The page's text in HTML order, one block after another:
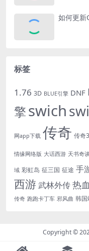
如何更新
标签
1.76 3D BLUE引擎 DNF
擎swich
网app下载 传奇 传奇3
情缘网络版 大话西游 天书奇谈
域 彩虹岛 征三国 征途 手
西游 武林外传热
传奇 跑跑卡丁车 邪风曲 韩国
Copyright ©